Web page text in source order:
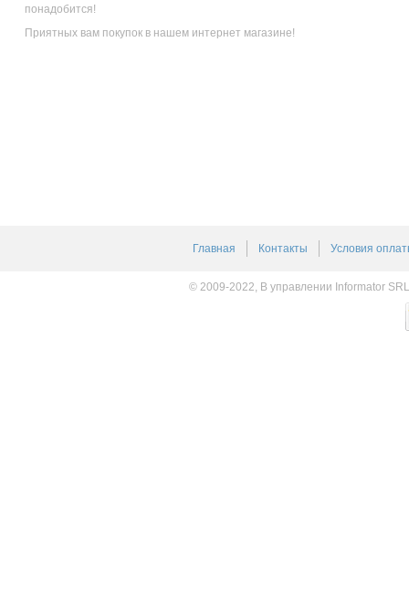
понадобится!
Приятных вам покупок в нашем интернет магазине!
Главная Контакты Условия
© 2009-2022, В управлении Informator SRL